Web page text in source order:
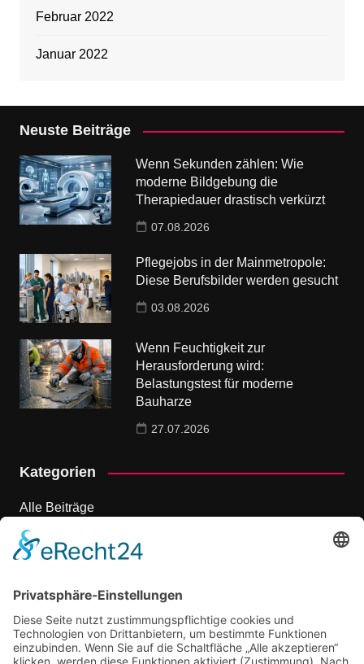
Februar 2022
Januar 2022
Neuste Beiträge
Wenn Sekunden zählen: Wie
moderne Bildgebung die
Therapiedauer drastisch verkürzt
07.08.2026
Pflegejobs in der Mainmetropole:
Diese Berufsbilder werden gesucht
03.08.2026
Wenn Feuchtigkeit zur
Herausforderung wird:
Belastungstest für moderne
Bauharze
27.07.2026
Kategorien
Alle Beiträge
Dienstleistungen
Marketing
Onlinemarketing